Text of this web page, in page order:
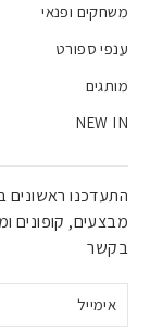
משחקים ופנאי
ענפי ספורט
מותגים
NEW IN
התעדכנו
מבצעים, קופונים
בקשר
אימייל